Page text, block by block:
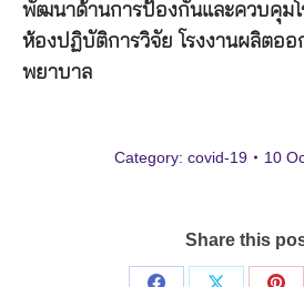
พัฒนาด้านการป้องกันและควบคุมโ
ห้องปฏิบัติการวิจัย โรงงานผลิตออ
พยาบาล
Category: covid-19 10
Share this